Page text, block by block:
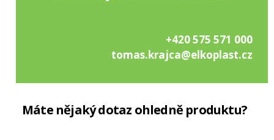
+420 575 571 000
tomas.krajca@elkoplast.cz
Máte nějaký dotaz ohledně produktu?